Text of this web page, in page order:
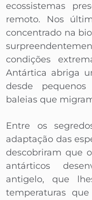
ecossistemas
remoto. Nos
concentrado na
condições
Antártica abriga
desde
baleias que
Entre os
adaptação das
descobriram que
antárticos
antigelo, que
temperaturas